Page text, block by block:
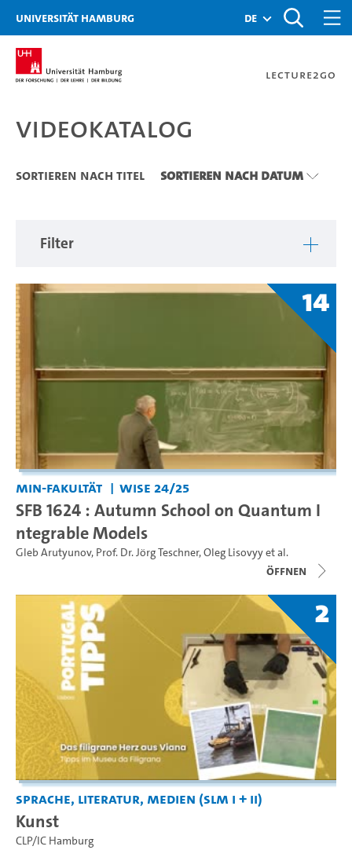
Zu den Filtern
Zur Metanavigation
Zur Hauptnavigation
Zur Suche
Zum Inhalt
Zum Seitenfuss
Universität Hamburg de
Lecture2Go
Videokatalog
Videokatalog
Sortieren nach Titel Sortieren nach Datum
Filter
14
MIN-Fakultät WiSe 24/25
SFB 1624 : Autumn School on Quantum I
ntegrable Models
Gleb Arutyunov, Prof. Dr. Jörg Teschner,Oleg Lisovyyet al.
Öffnen
2
Sprache, Literatur, Medien (SLM I + II)
Kunst
CLP/IC Hamburg